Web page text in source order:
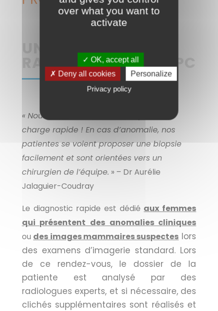
UN DIAGNOSTIC
RAPIDE « SEIN » À L’IPC
« Nous continuons d’offrir une prise en
charge rapide ! En cas d’anomalie, nos
patientes se voient proposer une biopsie
facilement et sont orientées vers un
chirurgien de l’équipe. » – Dr Aurélie
Jalaguier-Coudray
Le diagnostic rapide est dédié aux femmes
qui présentent des anomalies cliniques
ou des images mammaires suspectes lors
des examens d’imagerie standard. Lors
de ce rendez-vous, le dossier de la
patiente est analysé par des
radiologues experts, et si nécessaire, des
clichés supplémentaires sont réalisés et
over what you want to
activate
✓ OK, accept all
✗ Deny all cookies
Personalize
Privacy policy